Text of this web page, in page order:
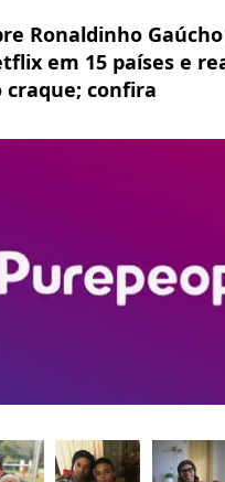
Ronaldinho
em 15 países e
craque; confira